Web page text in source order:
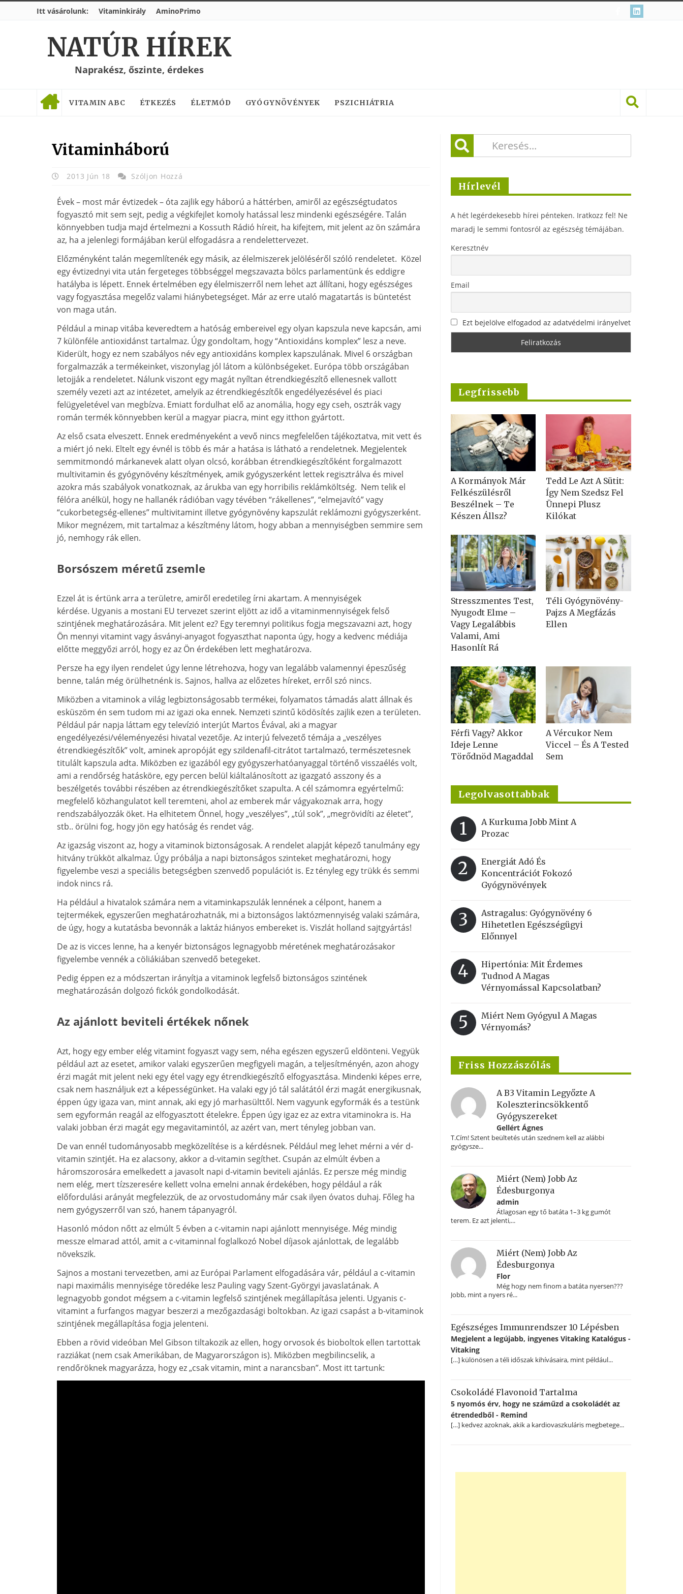
Itt vásárolunk: Vitaminkirály AminoPrimo
NATÚR HÍREK
Naprakész, őszinte, érdekes
VITAMIN ABC ÉTKEZÉS ÉLETMÓD GYÓGYNÖVÉNYEK PSZICHIÁTRIA
Vitaminháború
2013 Jún 18 Szóljon Hozzá
Évek – most már évtizedek – óta zajlik egy háború a háttérben, amiről az egészségtudatos
fogyasztó mit sem sejt, pedig a végkifejlet komoly hatással lesz mindenki egészségére. Talán
könnyebben tudja majd értelmezni a Kossuth Rádió híreit, ha kifejtem, mit jelent az ön számára
az, ha a jelenlegi formájában kerül elfogadásra a rendelettervezet.
Előzményként talán megemlítenék egy másik, az élelmiszerek jelöléséről szóló rendeletet. Közel
egy évtizednyi vita után fergeteges többséggel megszavazta bölcs parlamentünk és eddigre
hatályba is lépett. Ennek értelmében egy élelmiszerről nem lehet azt állítani, hogy egészséges
vagy fogyasztása megelőz valami hiánybetegséget. Már az erre utaló magatartás is büntetést
von maga után.
Például a minap vitába keveredtem a hatóság embereivel egy olyan kapszula neve kapcsán, ami
7 különféle antioxidánst tartalmaz. Úgy gondoltam, hogy “Antioxidáns komplex” lesz a neve.
Kiderült, hogy ez nem szabályos név egy antioxidáns komplex kapszulának. Mivel 6 országban
forgalmazzák a termékeinket, viszonylag jól látom a különbségeket. Európa több országában
letojják a rendeletet. Nálunk viszont egy magát nyíltan étrendkiegészítő ellenesnek vallott
személy vezeti azt az intézetet, amelyik az étrendkiegészítők engedélyezésével és piaci
felügyeletével van megbízva. Emiatt fordulhat elő az anomália, hogy egy cseh, osztrák vagy
román termék könnyebben kerül a magyar piacra, mint egy itthon gyártott.
Az első csata elveszett. Ennek eredményeként a vevő nincs megfelelően tájékoztatva, mit vett és
a miért jó neki. Eltelt egy évnél is több és már a hatása is látható a rendeletnek. Megjelentek
semmitmondó márkanevek alatt olyan olcsó, korábban étrendkiegészítőként forgalmazott
multivitamin és gyógynövény készítmények, amik gyógyszerként lettek regisztrálva és mivel
azokra más szabályok vonatkoznak, az árukba van egy horribilis reklámköltség. Nem telik el
félóra anélkül, hogy ne hallanék rádióban vagy tévében “rákellenes”, “elmejavító” vagy
“cukorbetegség-ellenes” multivitamint illetve gyógynövény kapszulát reklámozni gyógyszerként.
Mikor megnézem, mit tartalmaz a készítmény látom, hogy abban a mennyiségben semmire sem
jó, nemhogy rák ellen.
Borsószem méretű zsemle
Ezzel át is értünk arra a területre, amiről eredetileg írni akartam. A mennyiségek
kérdése. Ugyanis a mostani EU tervezet szerint eljött az idő a vitaminmennyiségek felső
szintjének meghatározására. Mit jelent ez? Egy teremnyi politikus fogja megszavazni azt, hogy
Ön mennyi vitamint vagy ásványi-anyagot fogyaszthat naponta úgy, hogy a kedvenc médiája
előtte meggyőzi arról, hogy ez az Ön érdekében lett meghatározva.
Persze ha egy ilyen rendelet úgy lenne létrehozva, hogy van legalább valamennyi épeszűség
benne, talán még örülhetnénk is. Sajnos, hallva az előzetes híreket, erről szó nincs.
Miközben a vitaminok a világ legbiztonságosabb termékei, folyamatos támadás alatt állnak és
esküszöm én sem tudom mi az igazi oka ennek. Nemzeti szintű ködösítés zajlik ezen a területen.
Például pár napja láttam egy televízió interjút Martos Évával, aki a magyar
engedélyezési/véleményezési hivatal vezetője. Az interjú felvezető témája a „veszélyes
étrendkiegészítők” volt, aminek apropóját egy szildenafil-citrátot tartalmazó, természetesnek
titulált kapszula adta. Miközben ez igazából egy gyógyszerhatóanyaggal történő visszaélés volt,
ami a rendőrség hatásköre, egy percen belül kiáltalánosított az igazgató asszony és a
beszélgetés további részében az étrendkiegészítőket szapulta. A cél számomra egyértelmű:
megfelelő közhangulatot kell teremteni, ahol az emberek már vágyakoznak arra, hogy
rendszabályozzák öket. Ha elhitetem Önnel, hogy „veszélyes”, „túl sok”, „megrövidíti az életet”,
stb.. örülni fog, hogy jön egy hatóság és rendet vág.
Az igazság viszont az, hogy a vitaminok biztonságosak. A rendelet alapját képező tanulmány egy
hitvány trükköt alkalmaz. Úgy próbálja a napi biztonságos szinteket meghatározni, hogy
figyelembe veszi a speciális betegségben szenvedő populációt is. Ez tényleg egy trükk és semmi
indok nincs rá.
Ha például a hivatalok számára nem a vitaminkapszulák lennének a célpont, hanem a
tejtermékek, egyszerűen meghatározhatnák, mi a biztonságos laktózmennyiség valaki számára,
de úgy, hogy a kutatásba bevonnák a laktáz hiányos embereket is. Viszlát holland sajtgyártás!
De az is vicces lenne, ha a kenyér biztonságos legnagyobb méretének meghatározásakor
figyelembe vennék a cöliákiában szenvedő betegeket.
Pedig éppen ez a módszertan irányítja a vitaminok legfelső biztonságos szintének
meghatározásán dolgozó fickók gondolkodását.
Az ajánlott beviteli értékek nőnek
Azt, hogy egy ember elég vitamint fogyaszt vagy sem, néha egészen egyszerű eldönteni. Vegyük
például azt az esetet, amikor valaki egyszerűen megfigyeli magán, a teljesítményén, azon ahogy
érzi magát mit jelent neki egy étel vagy egy étrendkiegészítő elfogyasztása. Mindenki képes erre,
csak nem használjuk ezt a képességünket. Ha valaki egy jó tál salátától érzi magát energikusnak,
éppen úgy igaza van, mint annak, aki egy jó marhasülttől. Nem vagyunk egyformák és a testünk
sem egyformán reagál az elfogyasztott ételekre. Éppen úgy igaz ez az extra vitaminokra is. Ha
valaki jobban érzi magát egy megavitamintól, az azért van, mert tényleg jobban van.
De van ennél tudományosabb megközelítése is a kérdésnek. Például meg lehet mérni a vér d-
vitamin szintjét. Ha ez alacsony, akkor a d-vitamin segíthet. Csupán az elmúlt évben a
háromszorosára emelkedett a javasolt napi d-vitamin beviteli ajánlás. Ez persze még mindig
nem elég, mert tízszeresére kellett volna emelni annak érdekében, hogy például a rák
előfordulási arányát megfelezzük, de az orvostudomány már csak ilyen óvatos duhaj. Főleg ha
nem gyógyszerről van szó, hanem tápanyagról.
Hasonló módon nőtt az elmúlt 5 évben a c-vitamin napi ajánlott mennyisége. Még mindig
messze elmarad attól, amit a c-vitaminnal foglalkozó Nobel díjasok ajánlottak, de legalább
növekszik.
Sajnos a mostani tervezetben, ami az Európai Parlament elfogadására vár, például a c-vitamin
napi maximális mennyisége töredéke lesz Pauling vagy Szent-Györgyi javaslatának. A
legnagyobb gondot mégsem a c-vitamin legfelső szintjének megállapítása jelenti. Ugyanis c-
vitamint a furfangos magyar beszerzi a mezőgazdasági boltokban. Az igazi csapást a b-vitaminok
szintjének megállapítása fogja jelenteni.
Ebben a rövid videóban Mel Gibson tiltakozik az ellen, hogy orvosok és bioboltok ellen tartottak
razziákat (nem csak Amerikában, de Magyarországon is). Miközben megbilincselik, a
rendőröknek magyarázza, hogy ez „csak vitamin, mint a narancsban”. Most itt tartunk:
Hírlevél
A hét legérdekesebb hírei pénteken. Iratkozz fel! Ne
maradj le semmi fontosról az egészség témájában.
Keresztnév
Email
Ezt bejelölve elfogadod az adatvédelmi irányelvet
Legfrissebb
A Kormányok Már
Felkészülésről
Beszélnek – Te
Készen Állsz?
Tedd Le Azt A Sütit:
Így Nem Szedsz Fel
Ünnepi Plusz
Kilókat
Stresszmentes Test,
Nyugodt Elme –
Vagy Legalábbis
Valami, Ami
Hasonlít Rá
Téli Gyógynövény-
Pajzs A Megfázás
Ellen
Férfi Vagy? Akkor
Ideje Lenne
Törődnöd Magaddal
A Vércukor Nem
Viccel – És A Tested
Sem
Legolvasottabbak
1
A Kurkuma Jobb Mint A
Prozac
2
Energiát Adó És
Koncentrációt Fokozó
Gyógynövények
3
Astragalus: Gyógynövény 6
Hihetetlen Egészségügyi
Előnnyel
4
Hipertónia: Mit Érdemes
Tudnod A Magas
Vérnyomással Kapcsolatban?
5
Miért Nem Gyógyul A Magas
Vérnyomás?
Friss Hozzászólás
A B3 Vitamin Legyőzte A
Koleszterincsökkentő
Gyógyszereket
Gellért Ágnes
T.Cím! Sztent beültetés után szednem kell az alábbi
gyógysze...
Miért (nem) Jobb Az
Édesburgonya
admin
Átlagosan egy tő batáta 1–3 kg gumót
terem. Ez azt jelenti,...
Miért (nem) Jobb Az
Édesburgonya
Flor
Még hogy nem finom a batáta nyersen???
Jobb, mint a nyers ré...
Egészséges Immunrendszer 10 Lépésben
Megjelent a legújabb, ingyenes Vitaking Katalógus -
Vitaking
[…] különösen a téli időszak kihívásaira, mint például...
Csokoládé Flavonoid Tartalma
5 nyomós érv, hogy ne száműzd a csokoládét az
étrendedből - Remind
[…] kedvez azoknak, akik a kardiovaszkuláris megbetege...